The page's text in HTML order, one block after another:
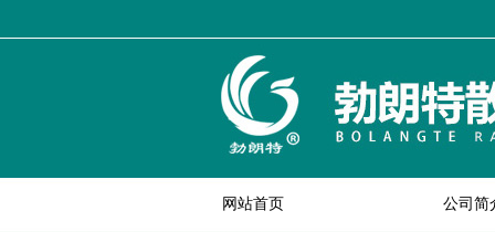
网站首页 公司简